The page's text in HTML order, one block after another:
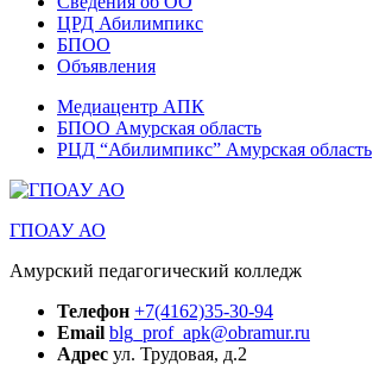
ЦРД Абилимпикс
БПОО
Объявления
Медиацентр АПК
БПОО Амурская область
РЦД “Абилимпикс” Амурская область
ГПОАУ АО
Амурский педагогический колледж
Телефон +7(4162)35-30-94
Email blg_prof_apk@obramur.ru
Адрес ул. Трудовая, д.2